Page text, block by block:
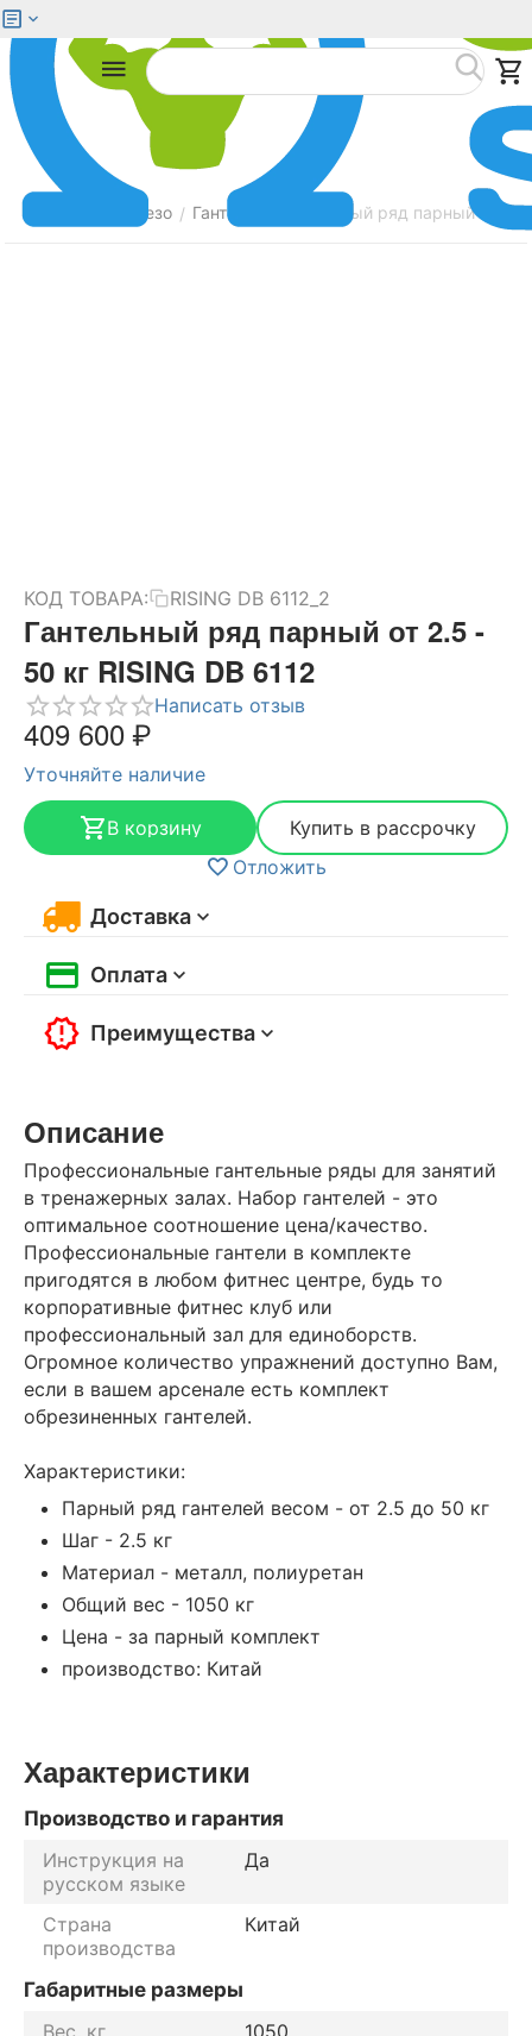
Железо / Гантели Гантельный ряд парный от
КОД ТОВАРА: RISING DB 6112_2
Гантельный ряд парный от 2.5 -
50 кг RISING DB 6112
Написать отзыв
409 600₽
Уточняйте наличие
В корзину
Купить в рассрочку
Отложить
Доставка
Оплата
Преимущества
Описание
Профессиональные гантельные ряды для занятий
в тренажерных залах. Набор гантелей - это
оптимальное соотношение цена/качество.
Профессиональные гантели в комплекте
пригодятся в любом фитнес центре, будь то
корпоративные фитнес клуб или
профессиональный зал для единоборств.
Огромное количество упражнений доступно Вам,
если в вашем арсенале есть комплект
обрезиненных гантелей.
Характеристики:
Парный ряд гантелей весом - от 2.5 до 50 кг
Шаг - 2.5 кг
Материал - металл, полиуретан
Общий вес - 1050 кг
Цена - за парный комплект
производство: Китай
Характеристики
Производство и гарантия
Инструкция на
русском языке
Да
Страна
производства
Китай
Габаритные размеры
Вес, кг
1050
Меню Найти